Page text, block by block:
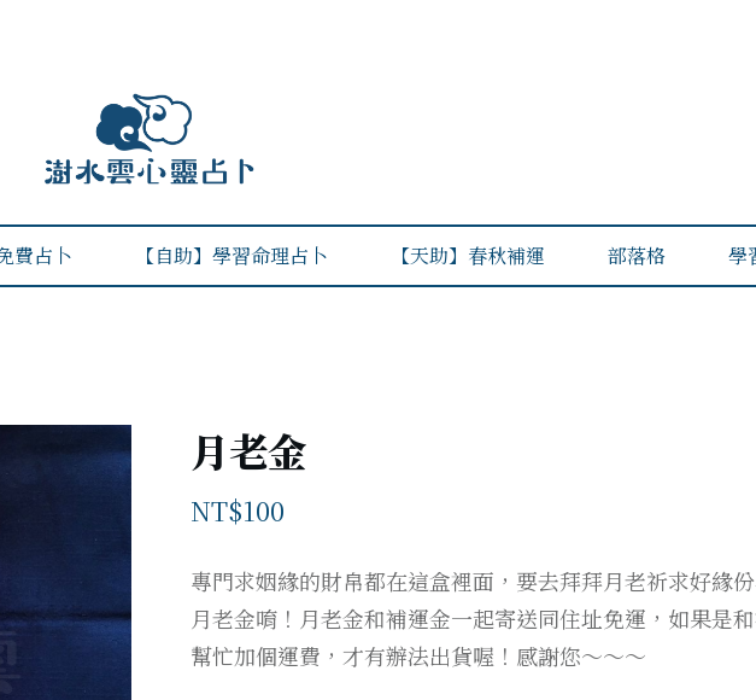
費占卜 【自助】學習命理占卜 【天助】春秋補運 部落格 學
月老金
NT$100
專門求姻緣的財帛都在這盒裡面，要去拜拜月老祈求好緣
月老金唷！月老金和補運金一起寄送同住址免運，如果是
幫忙加個運費，才有辦法出貨喔！感謝您～～～